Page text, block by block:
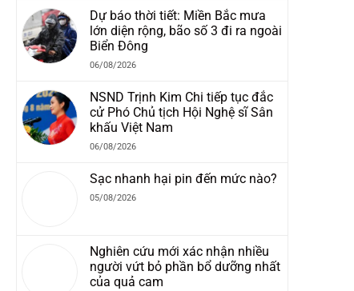
Dự báo thời tiết: Miền Bắc mưa
lớn diện rộng, bão số 3 đi ra ngoài
Biển Đông
06/08/2026
NSND Trịnh Kim Chi tiếp tục đắc
cử Phó Chủ tịch Hội Nghệ sĩ Sân
khấu Việt Nam
06/08/2026
Sạc nhanh hại pin đến mức nào?
05/08/2026
Nghiên cứu mới xác nhận nhiều
người vứt bỏ phần bổ dưỡng nhất
của quả cam